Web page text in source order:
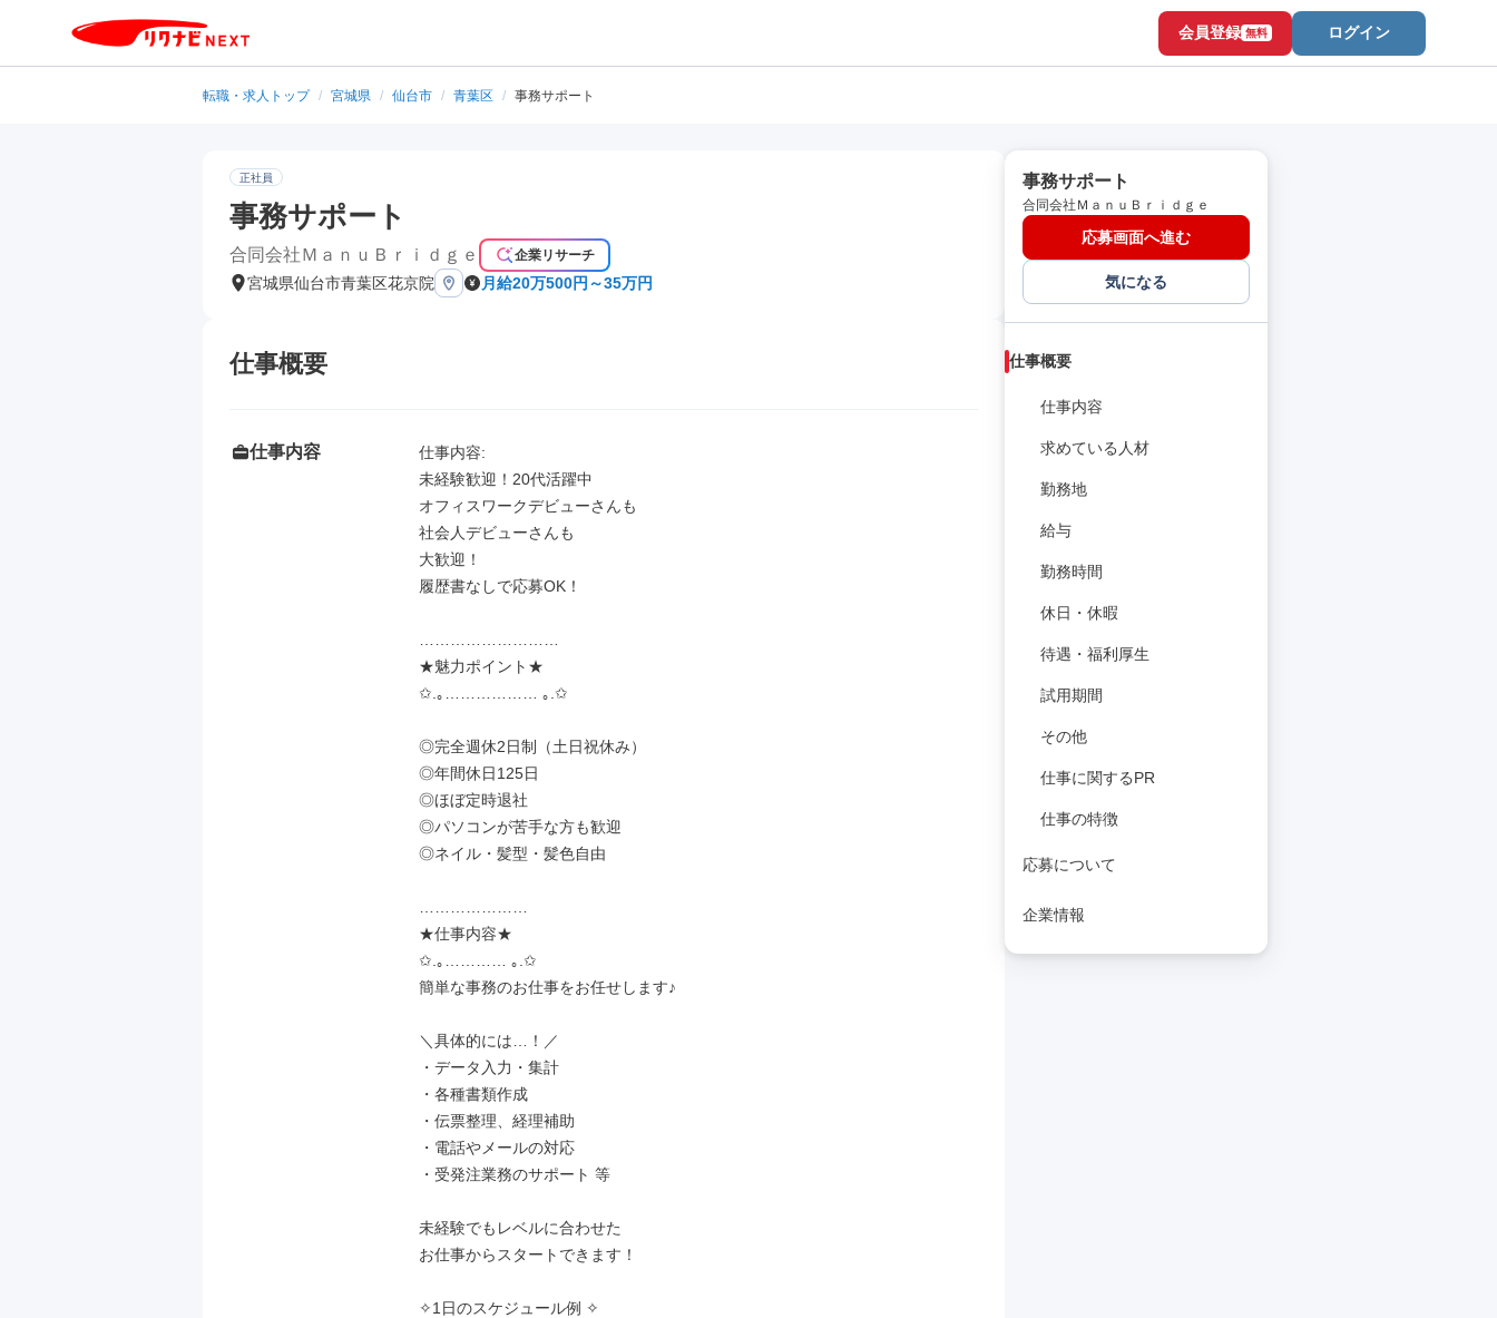
会員登録 無料 ログイン
転職・求人トップ / 宮城県 / 仙台市 / 青葉区 / 事務サポート
正社員
事務サポート
合同会社ＭａｎｕＢｒｉｄｇｅ 企業リサーチ
宮城県仙台市青葉区花京院 月給20万500円～35万円
仕事概要
仕事内容
仕事内容:
未経験歓迎！20代活躍中
オフィスワークデビューさんも
社会人デビューさんも
大歓迎！
履歴書なしで応募OK！
★魅力ポイント★
✩.｡……………… ｡.✩
◎完全週休2日制（土日祝休み）
◎年間休日125日
◎ほぼ定時退社
◎パソコンが苦手な方も歓迎
◎ネイル・髪型・髪色自由
★仕事内容★
✩.｡………… ｡.✩
簡単な事務のお仕事をお任せします♪
＼具体的には…！／
・データ入力・集計
・各種書類作成
・伝票整理、経理補助
・電話やメールの対応
・受発注業務のサポート 等
未経験でもレベルに合わせた
お仕事からスタートできます！
✧1日のスケジュール例 ✧
事務サポート
合同会社ＭａｎｕＢｒｉｄｇｅ
応募画面へ進む
気になる
仕事概要
仕事内容
求めている人材
勤務地
給与
勤務時間
休日・休暇
待遇・福利厚生
試用期間
その他
仕事に関するPR
仕事の特徴
応募について
企業情報